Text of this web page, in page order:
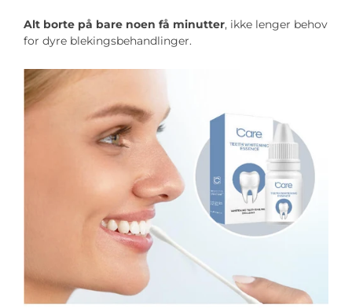
Alt borte på bare noen få minutter, ikke lenger behov
for dyre blekingsbehandlinger.